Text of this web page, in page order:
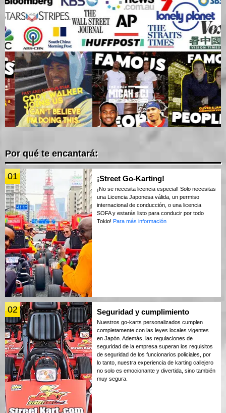
Por qué te encantará:
01 ¡Street Go-Karting!
¡No se necesita licencia especial! Solo necesitas
una Licencia Japonesa válida, un permiso
internacional de conducción, o una licencia
SOFA y estarás listo para conducir por todo
Tokio! Para más información
02 Seguridad y cumplimiento
Nuestros go-karts personalizados cumplen
completamente con las leyes locales vigentes
en Japón. Además, las regulaciones de
seguridad de la empresa superan los requisitos
de seguridad de los funcionarios policiales, por
lo tanto, nuestra experiencia de karting callejero
no solo es emocionante y divertida, sino también
muy segura.